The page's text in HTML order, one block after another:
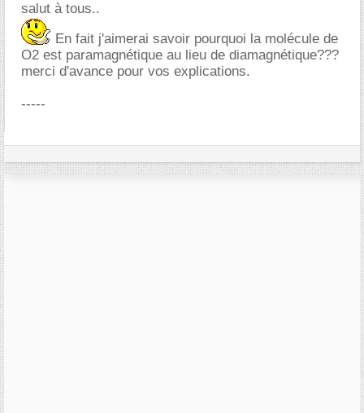
salut à tous..
En fait j'aimerai savoir pourquoi la molécule de
O2 est paramagnétique au lieu de diamagnétique???
merci d'avance pour vos explications.
-----